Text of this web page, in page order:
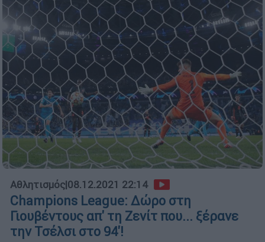
Αθλητισμός|08.12.2021 22:14
Champions League: Δώρο στη
Γιουβέντους απ' τη Ζενίτ που... ξέρανε
την Τσέλσι στο 94'!